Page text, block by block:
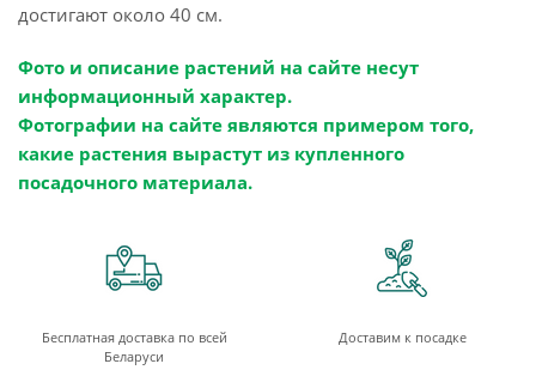
достигают около 40 см.
Фото и описание растений на сайте несут
информационный характер.
Фотографии на сайте являются примером того,
какие растения вырастут из купленного
посадочного материала.
Бесплатная доставка по всей
Беларуси
Доставим к посадке